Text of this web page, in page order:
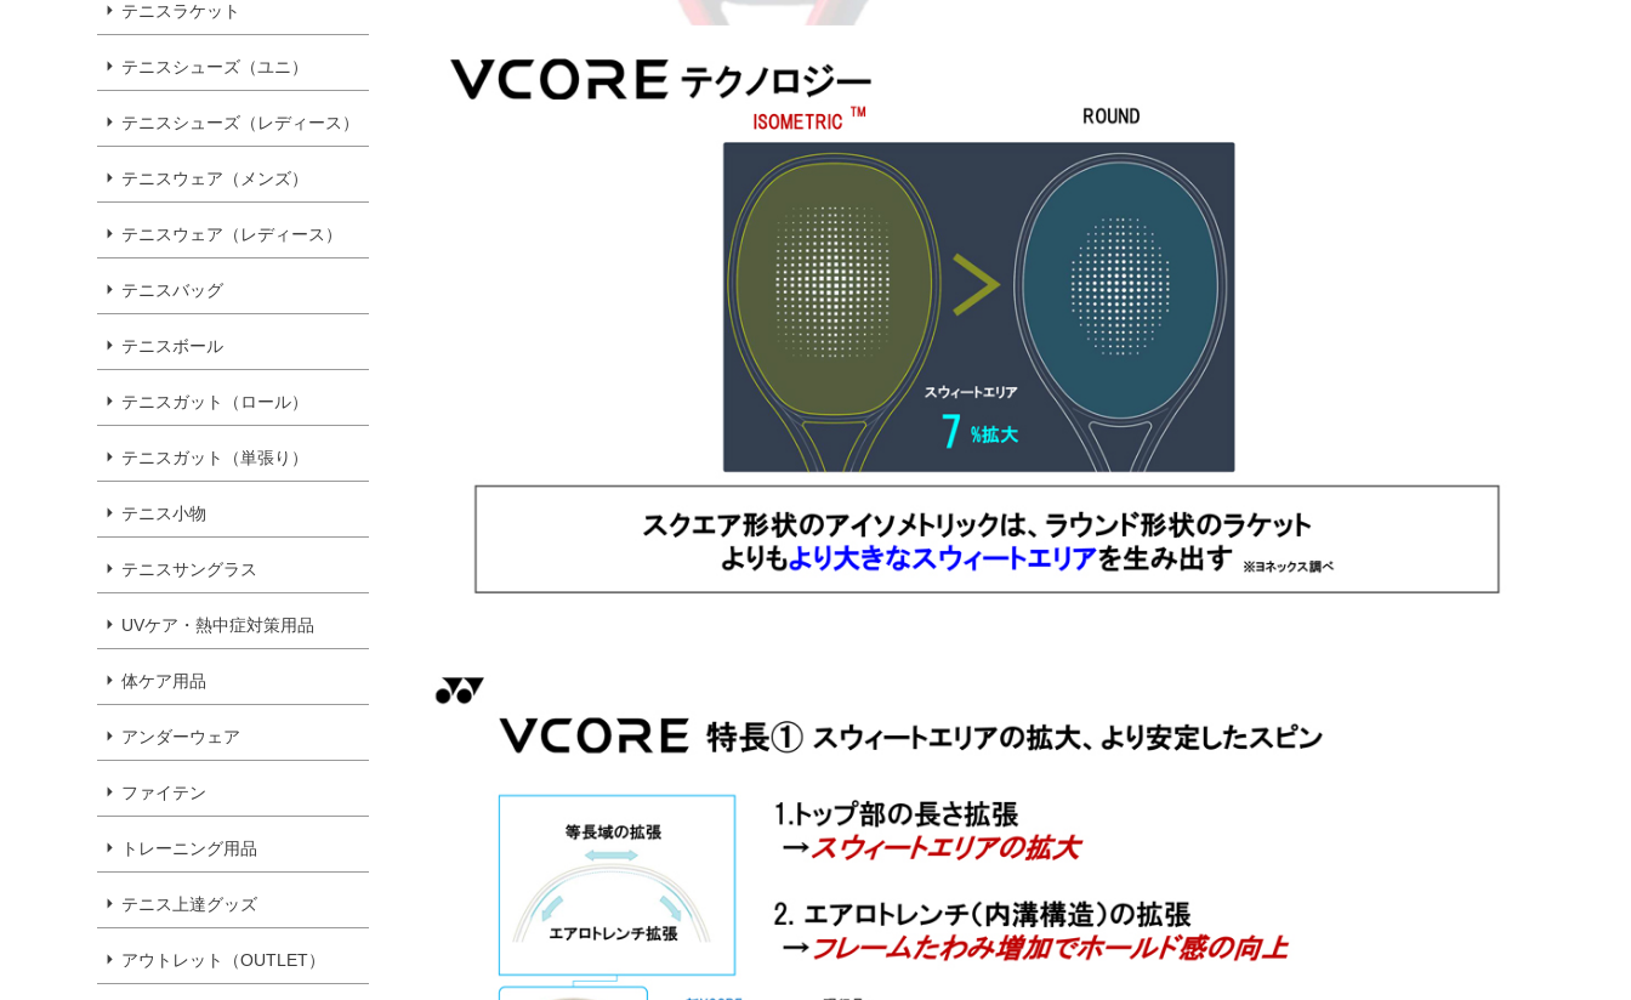
テニスラケット
テニスシューズ（ユニ）
テニスシューズ（レディース）
テニスウェア（メンズ）
テニスウェア（レディース）
テニスバッグ
テニスボール
テニスガット（ロール）
テニスガット（単張り）
テニス小物
テニスサングラス
UVケア・熱中症対策用品
体ケア用品
アンダーウェア
ファイテン
トレーニング用品
テニス上達グッズ
アウトレット（OUTLET）